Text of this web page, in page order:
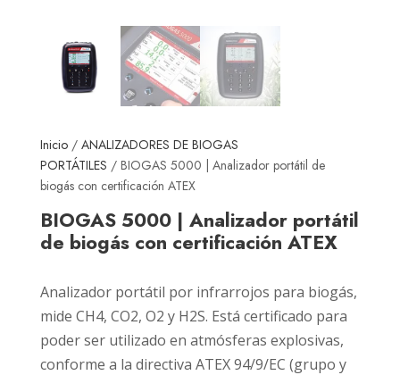
Inicio / ANALIZADORES DE BIOGAS
PORTÁTILES / BIOGAS 5000 | Analizador portátil de
biogás con certificación ATEX
BIOGAS 5000 | Analizador portátil
de biogás con certificación ATEX
Analizador portátil por infrarrojos para biogás,
mide CH4, CO2, O2 y H2S. Está certificado para
poder ser utilizado en atmósferas explosivas,
conforme a la directiva ATEX 94/9/EC (grupo y